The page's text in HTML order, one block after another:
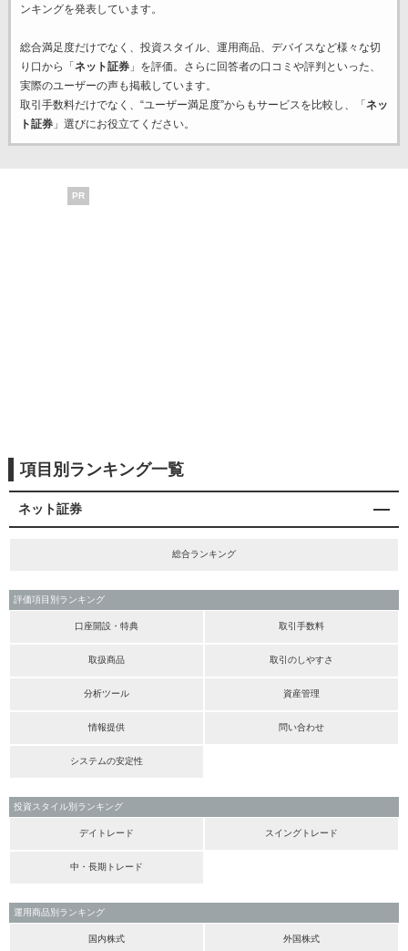
ンキングを発表しています。
総合満足度だけでなく、投資スタイル、運用商品、デバイスなど様々な切
り口から「 ネット証券」を評価。さらに回答者の口コミや評判といった、
実際のユーザーの声も掲載しています。
取引手数料だけでなく、“ユーザー満足度”からもサービスを比較し、「 ネッ
ト証券」選びにお役立てください。
PR
項目別ランキング一覧
ネット証券
総合ランキング
評価項目別ランキング
口座開設・特典 取引手数料
取扱商品 取引のしやすさ
分析ツール 資産管理
情報提供 問い合わせ
システムの安定性
投資スタイル別ランキング
デイトレード スイングトレード
中・長期トレード
運用商品別ランキング
国内株式 外国株式